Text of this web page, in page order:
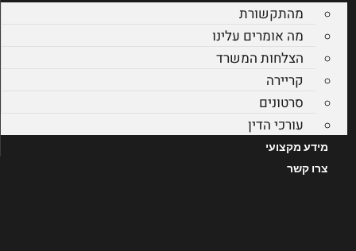
מהתקשורת
מה אומרים עלינו
הצלחות המשרד
קריירה
סרטונים
עורכי הדין
מידע מקצועי
צרו קשר